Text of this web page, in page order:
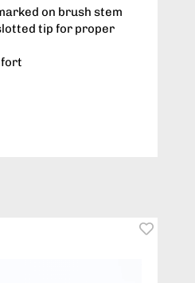
on brush stem
tip for proper